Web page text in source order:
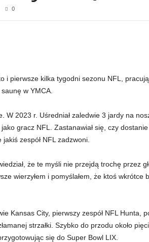
0
i pierwsze kilka tygodni sezonu NFL,
w YMCA.
W 2023 r. Uśredniał zaledwie 3 jardy na
gracz NFL. Zastanawiał się, czy
zespół NFL zadzwoni.
że te myśli nie przejdą trochę przez
wierzyłem i pomyślałem, że ktoś wkrótce
Kansas City, pierwszy zespół NFL Hunta,
strzałki. Szybko do przodu około
się do Super Bowl LIX.